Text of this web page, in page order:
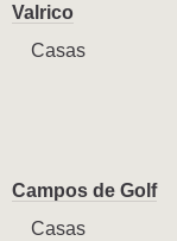
Valrico
Casas
Campos de Golf
Casas